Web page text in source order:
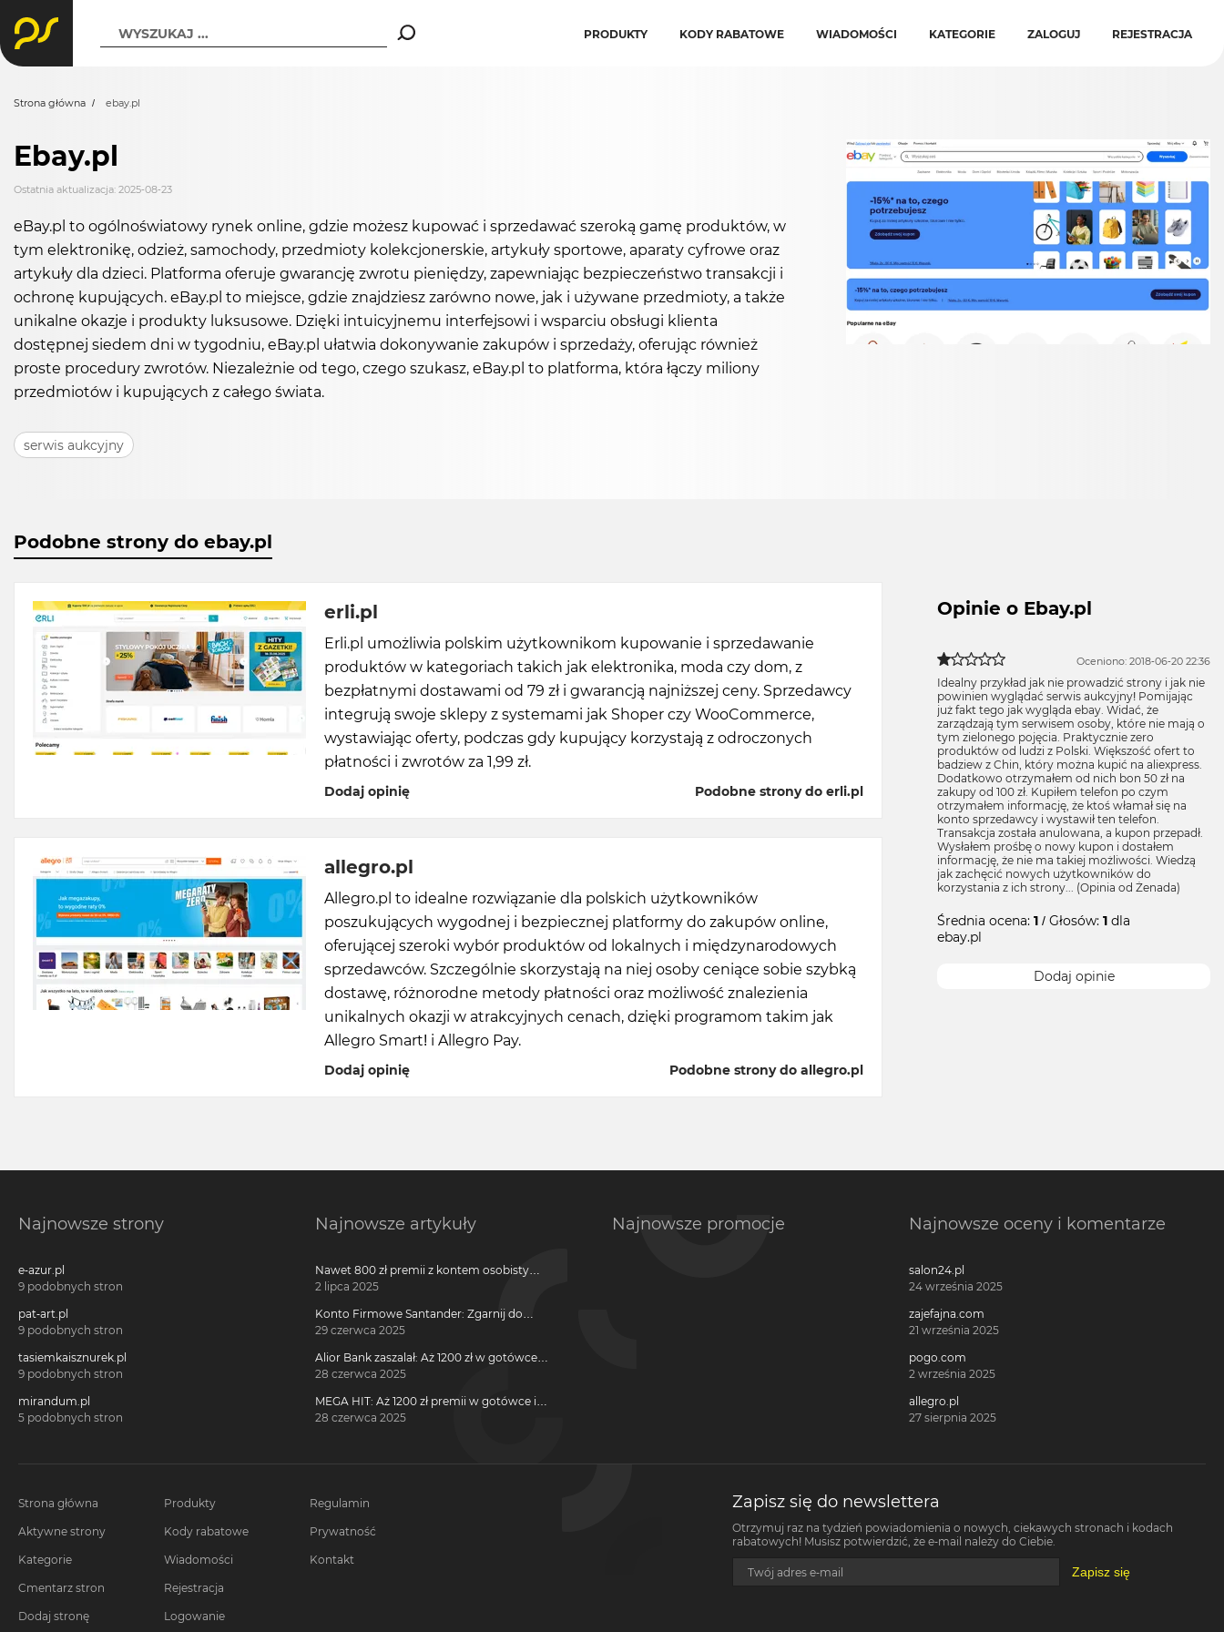
WYSZUKAJ ... PRODUKTY KODY RABATOWE WIADOMOŚCI KATEGORIE ZALOGUJ REJESTRACJA
Strona główna ebay.pl
Ebay.pl
Ostatnia aktualizacja: 2025-08-23
eBay.pl to ogólnoświatowy rynek online, gdzie możesz kupować i sprzedawać szeroką gamę produktów, w
tym elektronikę, odzież, samochody, przedmioty kolekcjonerskie, artykuły sportowe, aparaty cyfrowe oraz
artykuły dla dzieci. Platforma oferuje gwarancję zwrotu pieniędzy, zapewniając bezpieczeństwo transakcji i
ochronę kupujących. eBay.pl to miejsce, gdzie znajdziesz zarówno nowe, jak i używane przedmioty, a także
unikalne okazje i produkty luksusowe. Dzięki intuicyjnemu interfejsowi i wsparciu obsługi klienta
dostępnej siedem dni w tygodniu, eBay.pl ułatwia dokonywanie zakupów i sprzedaży, oferując również
proste procedury zwrotów. Niezależnie od tego, czego szukasz, eBay.pl to platforma, która łączy miliony
przedmiotów i kupujących z całego świata.
serwis aukcyjny
Podobne strony do ebay.pl
erli.pl
Erli.pl umożliwia polskim użytkownikom kupowanie i sprzedawanie
produktów w kategoriach takich jak elektronika, moda czy dom, z
bezpłatnymi dostawami od 79 zł i gwarancją najniższej ceny. Sprzedawcy
integrują swoje sklepy z systemami jak Shoper czy WooCommerce,
wystawiając oferty, podczas gdy kupujący korzystają z odroczonych
płatności i zwrotów za 1,99 zł.
Dodaj opinię Podobne strony do erli.pl
allegro.pl
Allegro.pl to idealne rozwiązanie dla polskich użytkowników
poszukujących wygodnej i bezpiecznej platformy do zakupów online,
oferującej szeroki wybór produktów od lokalnych i międzynarodowych
sprzedawców. Szczególnie skorzystają na niej osoby ceniące sobie szybką
dostawę, różnorodne metody płatności oraz możliwość znalezienia
unikalnych okazji w atrakcyjnych cenach, dzięki programom takim jak
Allegro Smart! i Allegro Pay.
Dodaj opinię Podobne strony do allegro.pl
Opinie o Ebay.pl
Oceniono: 2018-06-20 22:36
Idealny przykład jak nie prowadzić strony i jak nie
powinien wyglądać serwis aukcyjny! Pomijając
już fakt tego jak wygląda ebay. Widać, że
zarządzają tym serwisem osoby, które nie mają o
tym zielonego pojęcia. Praktycznie zero
produktów od ludzi z Polski. Większość ofert to
badziew z Chin, który można kupić na aliexpress.
Dodatkowo otrzymałem od nich bon 50 zł na
zakupy od 100 zł. Kupiłem telefon po czym
otrzymałem informację, że ktoś włamał się na
konto sprzedawcy i wystawił ten telefon.
Transakcja została anulowana, a kupon przepadł.
Wysłałem prośbę o nowy kupon i dostałem
informację, że nie ma takiej możliwości. Wiedzą
jak zachęcić nowych użytkowników do
korzystania z ich strony... (Opinia od Żenada)
Średnia ocena: 1 / Głosów: 1 dla
ebay.pl
Dodaj opinie
Najnowsze strony
e-azur.pl
9 podobnych stron
pat-art.pl
9 podobnych stron
tasiemkaisznurek.pl
9 podobnych stron
mirandum.pl
5 podobnych stron
Najnowsze artykuły
Nawet 800 zł premii z kontem osobistym
Millennium 360°!
2 lipca 2025
Konto Firmowe Santander: Zgarnij do
2700 zł w promocji
29 czerwca 2025
Alior Bank zaszalał: Aż 1200 zł w gotówce i
voucherach za otwarcie darmowego
28 czerwca 2025
MEGA HIT: Aż 1200 zł premii w gotówce i
voucherach za darmową kartę kredytową
28 czerwca 2025
Najnowsze promocje Najnowsze oceny i komentarze
salon24.pl
24 września 2025
zajefajna.com
21 września 2025
pogo.com
2 września 2025
allegro.pl
27 sierpnia 2025
Strona główna
Aktywne strony
Kategorie
Cmentarz stron
Dodaj stronę
Produkty
Kody rabatowe
Wiadomości
Rejestracja
Logowanie
Regulamin
Prywatność
Kontakt
Zapisz się do newslettera
Otrzymuj raz na tydzień powiadomienia o nowych, ciekawych stronach i kodach
rabatowych! Musisz potwierdzić, że e-mail należy do Ciebie.
Twój adres e-mail Zapisz się